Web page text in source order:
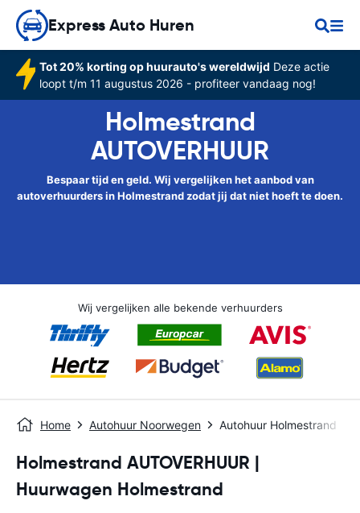
Express Auto Huren
Tot 20% korting op huurauto's wereldwijd Deze actie
loopt t/m 11 augustus 2026 - profiteer vandaag nog!
Holmestrand
AUTOVERHUUR
Bespaar tijd en geld. Wij vergelijken het aanbod van
autoverhuurders in Holmestrand zodat jij dat niet hoeft te doen.
Wij vergelijken alle bekende verhuurders
Home Autohuur Noorwegen Autohuur Holmestrand
Holmestrand AUTOVERHUUR |
Huurwagen Holmestrand